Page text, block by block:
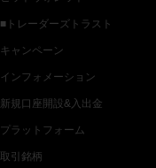
■トレーダーズトラスト
キャンペーン
インフォメーション
新規口座開設&入出金
プラットフォーム
取引銘柄